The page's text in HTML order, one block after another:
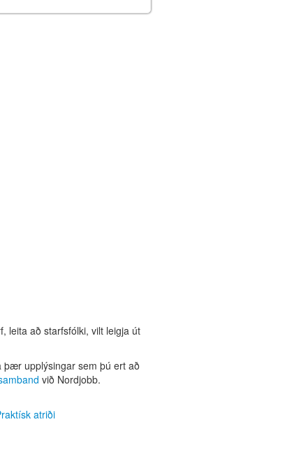
leita að starfsfólki, vilt leigja út
þær upplýsingar sem þú ert að
við Nordjobb.
atriði